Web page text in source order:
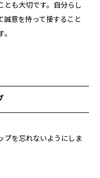
とも大切です。自分らし
誠意を持って接すること
プを忘れないようにしま